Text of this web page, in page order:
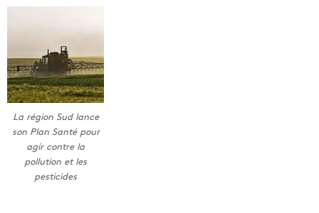
La région Sud lance
son Plan Santé pour
agir contre la
pollution et les
pesticides